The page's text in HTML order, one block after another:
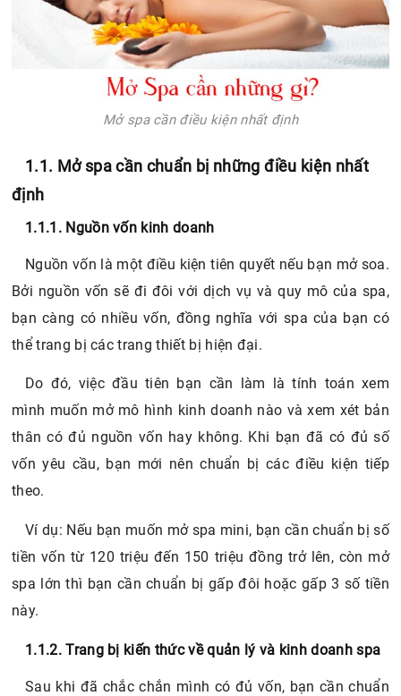
Mở spa cần điều kiện nhất định
1.1. Mở spa cần chuẩn bị những điều kiện nhất
định
1.1.1. Nguồn vốn kinh doanh
Nguồn vốn là một điều kiện tiên quyết nếu bạn mở soa.
Bởi nguồn vốn sẽ đi đôi với dịch vụ và quy mô của spa,
bạn càng có nhiều vốn, đồng nghĩa với spa của bạn có
thể trang bị các trang thiết bị hiện đại.
Do đó, việc đầu tiên bạn cần làm là tính toán xem
mình muốn mở mô hình kinh doanh nào và xem xét bản
thân có đủ nguồn vốn hay không. Khi bạn đã có đủ số
vốn yêu cầu, bạn mới nên chuẩn bị các điều kiện tiếp
theo.
Ví dụ: Nếu bạn muốn mở spa mini, bạn cần chuẩn bị số
tiền vốn từ 120 triệu đến 150 triệu đồng trở lên, còn mở
spa lớn thì bạn cần chuẩn bị gấp đôi hoặc gấp 3 số tiền
này.
1.1.2. Trang bị kiến thức về quản lý và kinh doanh spa
Sau khi đã chắc chắn mình có đủ vốn, bạn cần chuẩn